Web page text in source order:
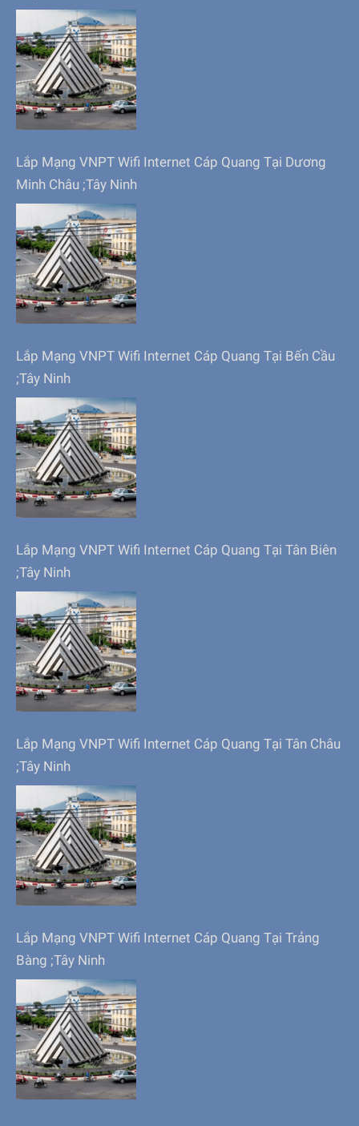
Lắp Mạng VNPT Wifi Internet Cáp Quang Tại Dương
Minh Châu ;Tây Ninh
Lắp Mạng VNPT Wifi Internet Cáp Quang Tại Bến Cầu
;Tây Ninh
Lắp Mạng VNPT Wifi Internet Cáp Quang Tại Tân Biên
;Tây Ninh
Lắp Mạng VNPT Wifi Internet Cáp Quang Tại Tân Châu
;Tây Ninh
Lắp Mạng VNPT Wifi Internet Cáp Quang Tại Trảng
Bàng ;Tây Ninh